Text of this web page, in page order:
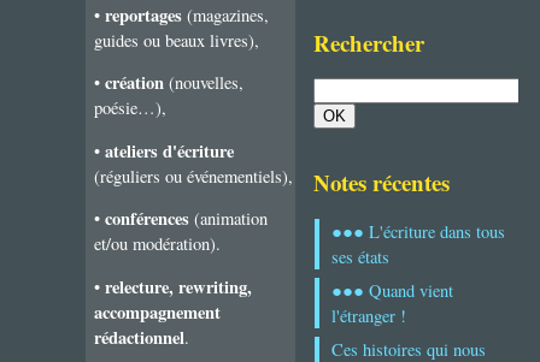
• reportages (magazines,
guides ou beaux livres),
• création (nouvelles,
poésie…),
• ateliers d'écriture
(réguliers ou événementiels),
• conférences (animation
et/ou modération).
• relecture, rewriting,
accompagnement
rédactionnel.
Rechercher
Notes récentes
●●● L'écriture dans tous
ses états
●●● Quand vient
l'étranger !
Ces histoires qui nous